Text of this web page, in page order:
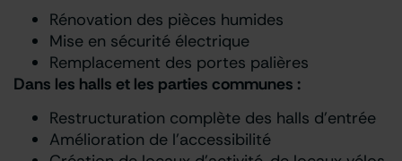
Rénovation des pièces humides
Mise en sécurité électrique
Remplacement des portes palières
Dans les halls et les parties communes :
Restructuration complète des halls d’entrée
Amélioration de l’accessibilité